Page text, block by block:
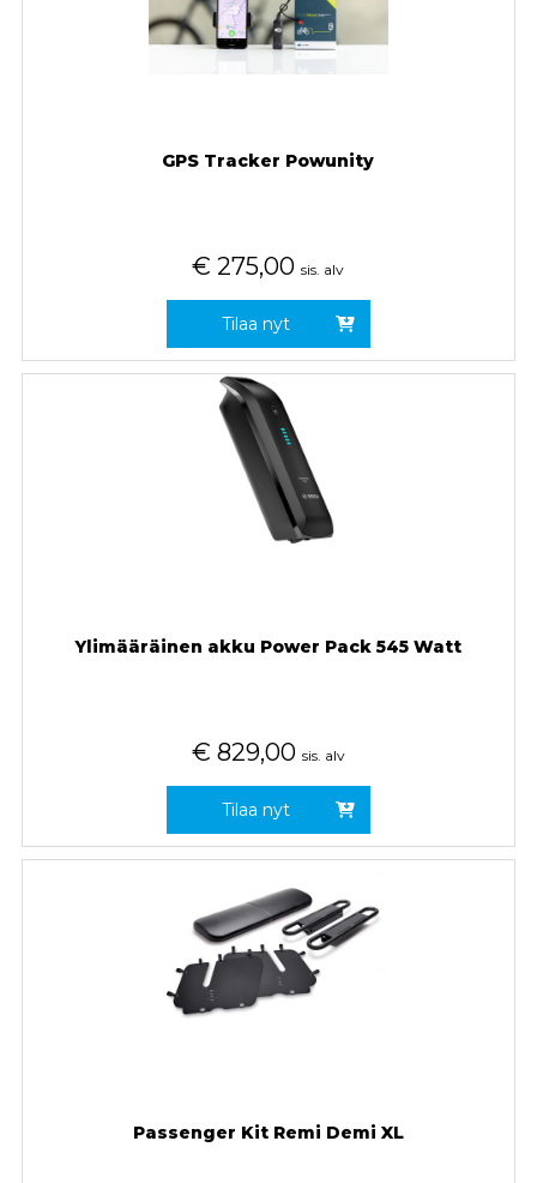
GPS Tracker Powunity
€ 275,00 sis. alv
Tilaa nyt
Ylimääräinen akku Power Pack 545 Watt
€ 829,00 sis. alv
Tilaa nyt
Passenger Kit Remi Demi XL